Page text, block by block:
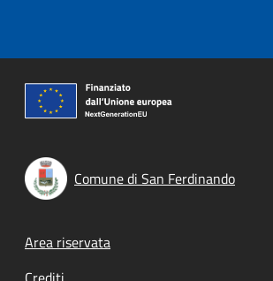
Comune di San Ferdinando
Footer menu
Area riservata